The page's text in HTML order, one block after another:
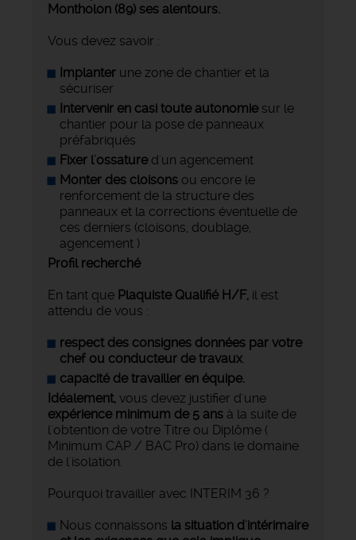
Montholon (89) ses alentours.
Vous devez savoir :
Implanter une zone de chantier et la
sécuriser
Intervenir en casi toute autonomie sur le
chantier pour la pose de panneaux
préfabriqués
Fixer l'ossature d'un agencement
Monter des cloisons ou encore le
renforcement de la structure des
panneaux et la corrections éventuelle de
ces derniers (cloisons, doublage,
agencement )
Profil recherché
En tant que Plaquiste Qualifié H/F, il est
attendu de vous :
respect des consignes données par votre
chef ou conducteur de travaux.
capacité de travailler en équipe.
Idéalement, vous devez justifier d'une
expérience minimum de 5 ans à la suite de
l'obtention de votre Titre ou Diplôme (
Minimum CAP / BAC Pro) dans le domaine
de l'isolation.
Pourquoi travailler avec INTERIM 36 ?
Nous connaissons la situation d'intérimaire